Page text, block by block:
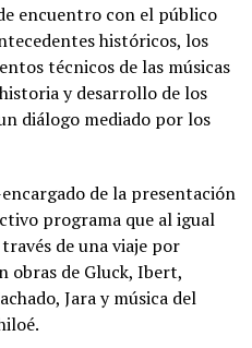
encuentro con el público
históricos, los
técnicos de las músicas
y desarrollo de los
diálogo mediado por los
de la presentación
programa que al igual
de una viaje por
obras de Gluck, Ibert,
Jara y música del